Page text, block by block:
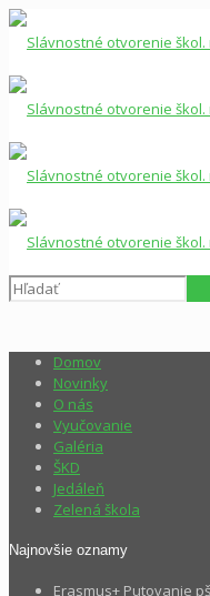
Domov
Novinky
O nás
Vyučovanie
Galéria
ŠKD
Jedáleň
Zelená škola
Najnovšie oznamy
Erasmus+ Putovanie